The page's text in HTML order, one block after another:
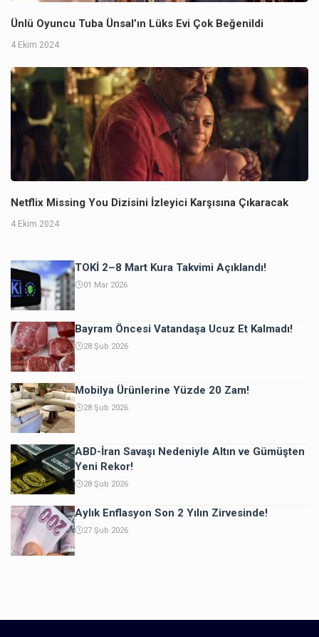
Ünlü Oyuncu Tuba Ünsal’ın Lüks Evi Çok Beğenildi
4 Ekim 2024
Netflix Missing You Dizisini İzleyici Karşısına Çıkaracak
4 Ekim 2024
TOKİ 2–8 Mart Kura Takvimi Açıklandı!
01 Mar 2026
Bayram Öncesi Vatandaşa Ucuz Et Kalmadı!
28 Şub 2026
Mobilya Ürünlerine Yüzde 20 Zam!
28 Şub 2026
ABD-İran Savaşı Nedeniyle Altın ve Gümüşten
Yeni Rekor!
28 Şub 2026
Aylık Enflasyon Son 2 Yılın Zirvesinde!
27 Şub 2026